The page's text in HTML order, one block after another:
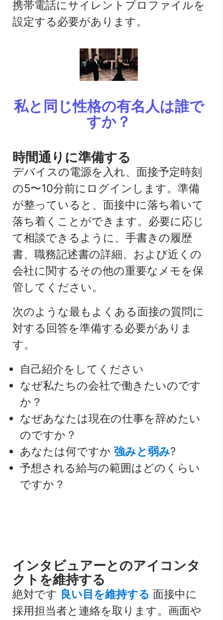
携帯電話にサイレントプロファイルを
設定する必要があります。
私と同じ性格の有名人は誰で
すか？
時間通りに準備する
デバイスの電源を入れ、面接予定時刻
の5〜10分前にログインします。準備
が整っていると、面接中に落ち着いて
落ち着くことができます。必要に応じ
て相談できるように、手書きの履歴
書、職務記述書の詳細、および近くの
会社に関するその他の重要なメモを保
管してください。
次のような最もよくある面接の質問に
対する回答を準備する必要がありま
す。
自己紹介をしてください
なぜ私たちの会社で働きたいのです
か？
なぜあなたは現在の仕事を辞めたい
のですか？
あなたは何ですか 強みと弱み?
予想される給与の範囲はどのくらい
ですか？
インタビュアーとのアイコンタ
クトを維持する
絶対です 良い目を維持する 面接中に
採用担当者と連絡を取ります。画面や